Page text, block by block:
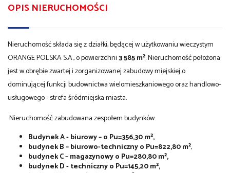
OPIS NIERUCHOMOŚCI
Nieruchomość składa się z działki, będącej w użytkowaniu wieczystym
ORANGE POLSKA S.A., o powierzchni3 585 m². Nieruchomość położona
jest w obrębie zwartej i zorganizowanej zabudowy miejskiej o
dominującej funkcji budownictwa wielomieszkaniowego oraz handlowo-
usługowego - strefa śródmiejska miasta.
Nieruchomość zabudowana zespołem budynków.
Budynek A - biurowy – o Pu=356,30 m²,
budynek B – biurowo-techniczny o Pu=822,80 m²,
budynek C – magazynowy o Pu=280,80 m²,
budynek D - techniczny o Pu=145,20 m²,